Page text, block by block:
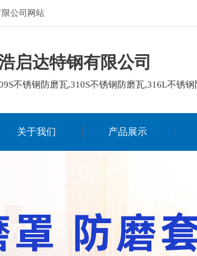
公司网站
启达特钢有限公司
不锈钢防磨瓦,310S不锈钢防磨瓦,316L不锈
关于我们 产品展示